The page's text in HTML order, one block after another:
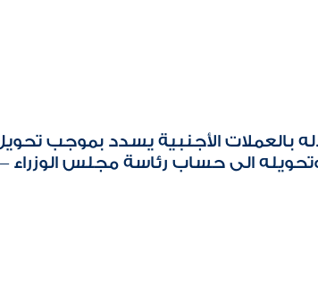
بالعملات الأجنبية يسدد بموجب
الى حساب رئاسة مجلس الوزراء